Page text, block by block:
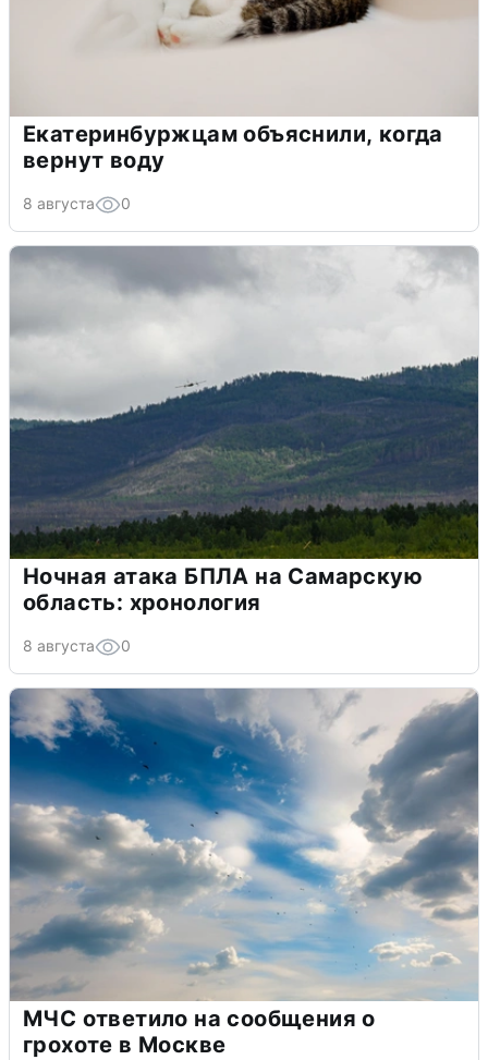
Екатеринбуржцам объяснили, когда
вернут воду
8 августа 0
Ночная атака БПЛА на Самарскую
область: хронология
8 августа 0
МЧС ответило на сообщения о
грохоте в Москве